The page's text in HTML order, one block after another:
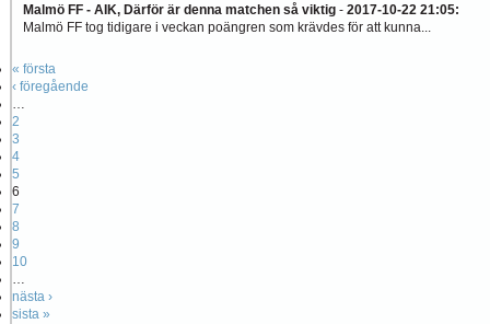
Malmö FF - AIK, Därför är denna matchen så viktig - 2017-10-22 21:05:
Malmö FF tog tidigare i veckan poängren som krävdes för att kunna...
« första
‹ föregående
…
2
3
4
5
6
7
8
9
10
…
nästa ›
sista »